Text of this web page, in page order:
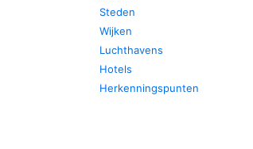
Steden
Wijken
Luchthavens
Hotels
Herkenningspunten